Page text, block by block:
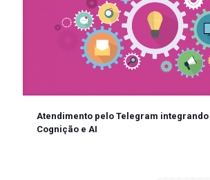
Atendimento pelo Telegram integrando
Cognição e AI